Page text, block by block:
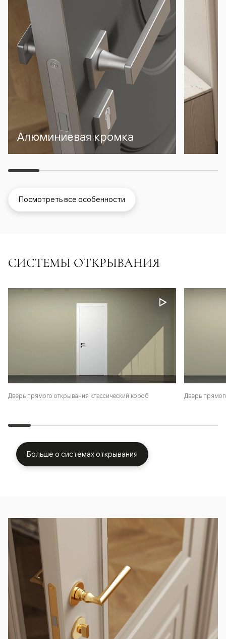
Алюминиевая кромка
Посмотреть все особенности
СИСТЕМЫ ОТКРЫВАНИЯ
Дверь прямого открывания классический короб Дверь
Больше о системах открывания